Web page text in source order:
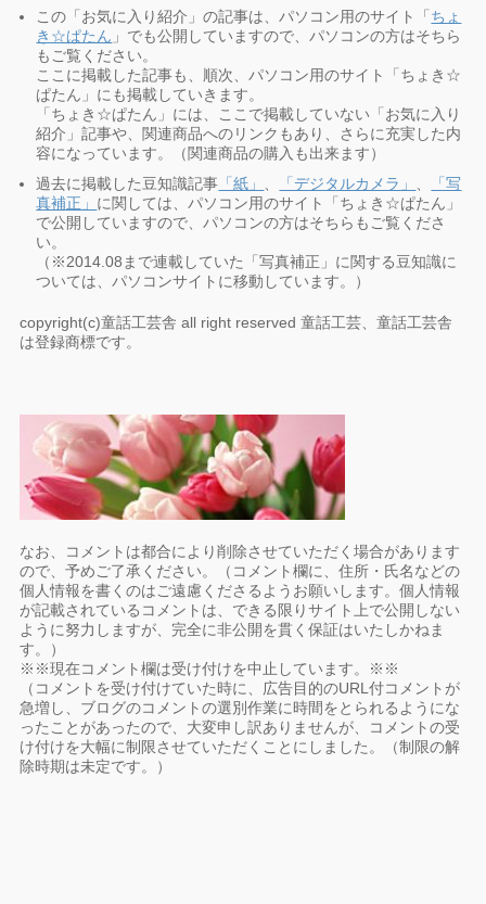
この「お気に入り紹介」の記事は、パソコン用のサイト「 ちょ
き☆ぱたん 」でも公開していますので、パソコンの方はそちら
もご覧ください。
ここに掲載した記事も、順次、パソコン用のサイト「ちょき☆
ぱたん」にも掲載していきます。
「ちょき☆ぱたん」には、ここで掲載していない「お気に入り
紹介」記事や、関連商品へのリンクもあり、さらに充実した内
容になっています。（関連商品の購入も出来ます）
過去に掲載した豆知識記事 「紙」 「デジタルカメラ」
「写
真補正」 に関しては、パソコン用のサイト「ちょき☆ぱたん」
で公開していますので、パソコンの方はそちらもご覧くださ
い。
（※2014.08まで連載していた「写真補正」に関する豆知識に
ついては、パソコンサイトに移動しています。）
copyright(c)童話工芸舎 all right reserved 童話工芸、童話工芸舎
は登録商標です。
なお、コメントは都合により削除させていただく場合があります
ので、予めご了承ください。（コメント欄に、住所・氏名などの
個人情報を書くのはご遠慮くださるようお願いします。個人情報
が記載されているコメントは、できる限りサイト上で公開しない
ように努力しますが、完全に非公開を貫く保証はいたしかねま
す。）
※※現在コメント欄は受け付けを中止しています。※※
（コメントを受け付けていた時に、広告目的のURL付コメントが
急増し、ブログのコメントの選別作業に時間をとられるようにな
ったことがあったので、大変申し訳ありませんが、コメントの受
け付けを大幅に制限させていただくことにしました。（制限の解
除時期は未定です。）